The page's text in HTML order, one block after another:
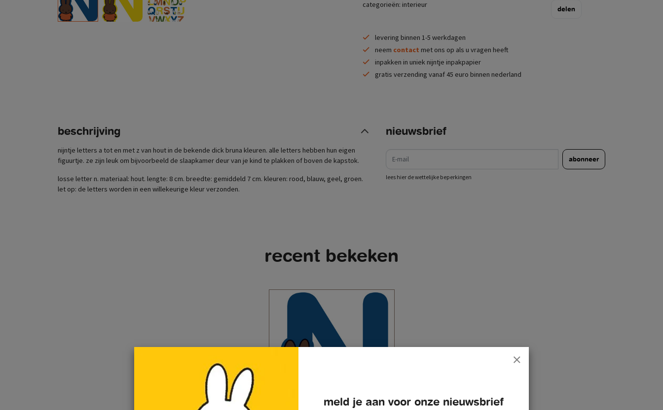
categorieën: interieur
delen
levering binnen 1-5 werkdagen
neem contact met ons op als u vragen heeft
inpakken in uniek nijntje inpakpapier
gratis verzending vanaf 45 euro binnen nederland
beschrijving
nijntje letters a tot en met z van hout in de bekende dick bruna kleuren. alle letters hebben hun eigen
figuurtje. ze zijn leuk om bijvoorbeeld de slaapkamer deur van je kind te plakken of boven de kapstok.
losse letter n. materiaal: hout. lengte: 8 cm. breedte: gemiddeld 7 cm. kleuren: rood, blauw, geel, groen.
let op: de letters worden in een willekeurige kleur verzonden.
nieuwsbrief
e-mail
abonneer
lees hier de wettelijke beperkingen
recent bekeken
meld je aan voor onze nieuwsbrief